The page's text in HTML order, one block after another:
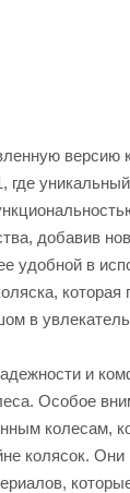
версию
где
добавив
удобной в
в
и
Особое
колесам,
колясок. Они